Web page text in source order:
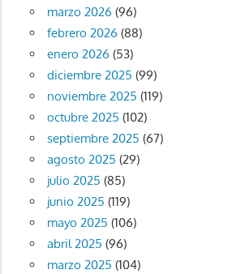
marzo 2026 (96)
febrero 2026 (88)
enero 2026 (53)
diciembre 2025 (99)
noviembre 2025 (119)
octubre 2025 (102)
septiembre 2025 (67)
agosto 2025 (29)
julio 2025 (85)
junio 2025 (119)
mayo 2025 (106)
abril 2025 (96)
marzo 2025 (104)